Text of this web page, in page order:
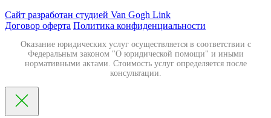
Сайт разработан студией Van Gogh Link
Договор оферта Политика конфиденциальности
Оказание юридических услуг осуществляется в соответствии с
Федеральным законом "О юридической помощи" и иными
нормативными актами. Стоимость услуг определяется после
консультации.